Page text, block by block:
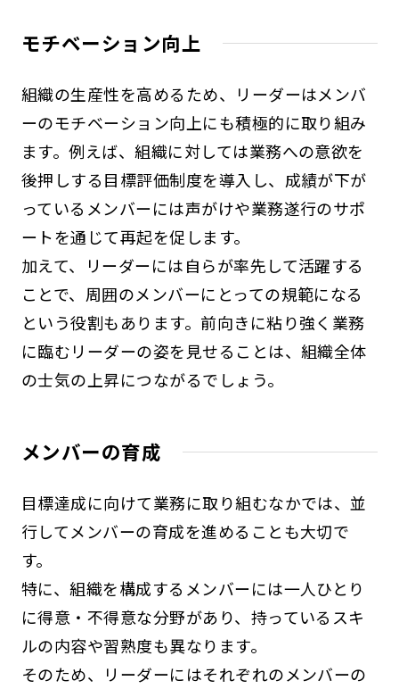
モチベーション向上
組織の生産性を高めるため、リーダーはメンバ
ーのモチベーション向上にも積極的に取り組み
ます。例えば、組織に対しては業務への意欲を
後押しする目標評価制度を導入し、成績が下が
っているメンバーには声がけや業務遂行のサポ
ートを通じて再起を促します。
加えて、リーダーには自らが率先して活躍する
ことで、周囲のメンバーにとっての規範になる
という役割もあります。前向きに粘り強く業務
に臨むリーダーの姿を見せることは、組織全体
の士気の上昇につながるでしょう。
メンバーの育成
目標達成に向けて業務に取り組むなかでは、並
行してメンバーの育成を進めることも大切で
す。
特に、組織を構成するメンバーには一人ひとり
に得意・不得意な分野があり、持っているスキ
ルの内容や習熟度も異なります。
そのため、リーダーにはそれぞれのメンバーの